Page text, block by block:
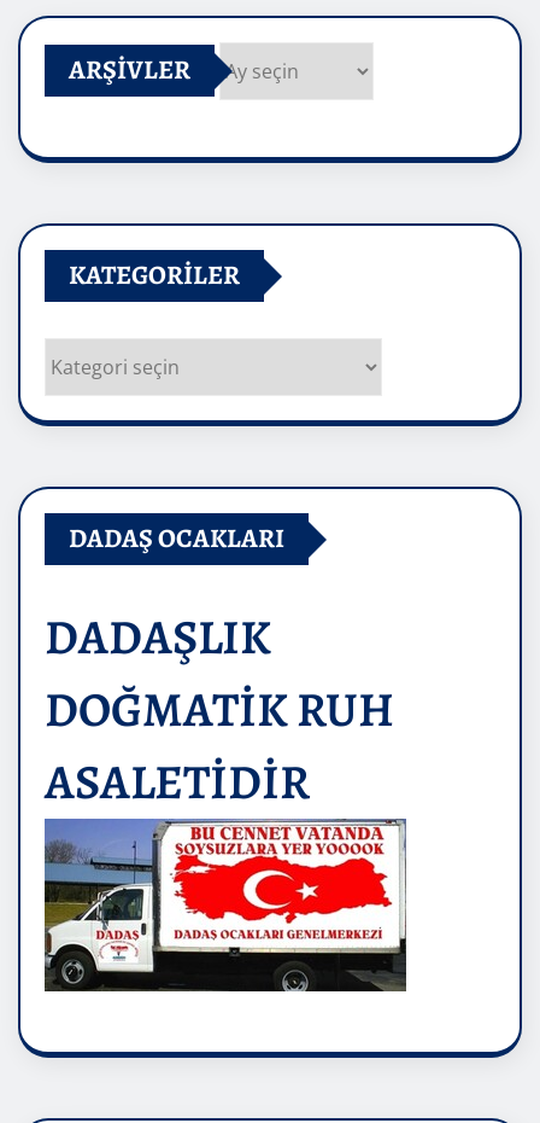
ARŞIVLER
KATEGORILER
Kategoriler
DADAŞ OCAKLARI
DADAŞLIK
DOĞMATİK RUH
ASALETİDİR